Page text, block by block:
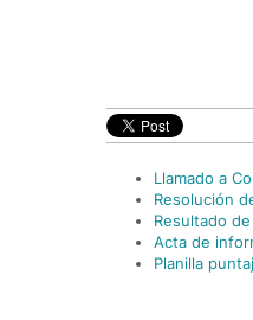
Llamado a
Resolución
Resultado
Acta de
Planilla